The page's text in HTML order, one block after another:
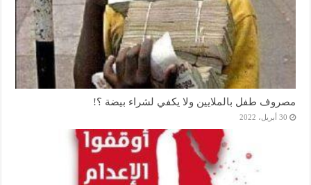
مصروف طفل بالملايين ولا يكفي لشراء بيضة ؟!
30 أبريل، 2022